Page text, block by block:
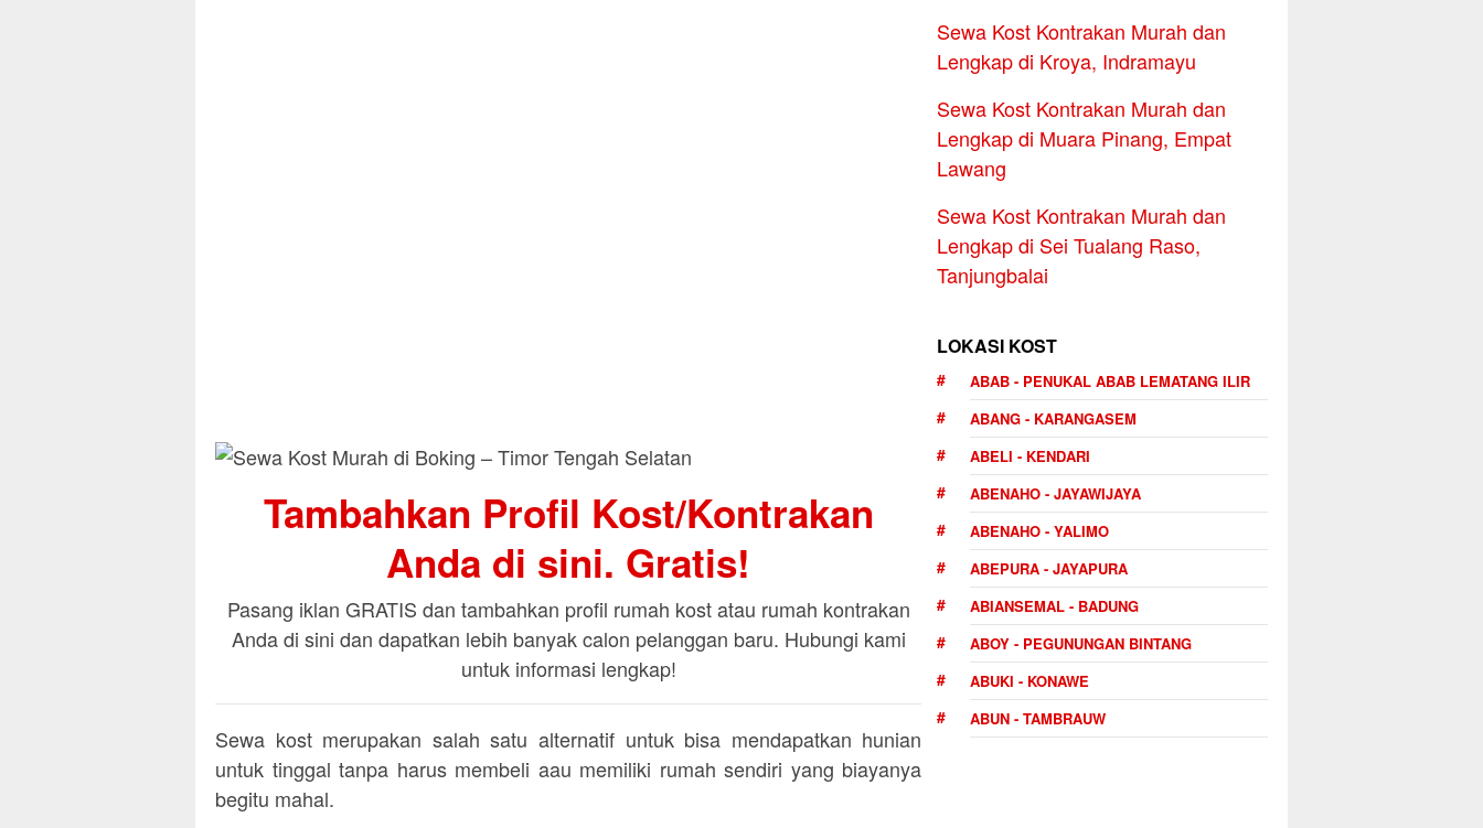
Tambahkan Profil Kost/Kontrakan
Anda di sini. Gratis!
Pasang iklan GRATIS dan tambahkan profil rumah kost atau rumah kontrakan
Anda di sini dan dapatkan lebih banyak calon pelanggan baru. Hubungi kami
untuk informasi lengkap!
Sewa kost merupakan salah satu alternatif untuk bisa mendapatkan hunian
untuk tinggal tanpa harus membeli aau memiliki rumah sendiri yang biayanya
begitu mahal.
Sewa Kost Kontrakan Murah dan
Lengkap di Kroya, Indramayu
Sewa Kost Kontrakan Murah dan
Lengkap di Muara Pinang, Empat
Lawang
Sewa Kost Kontrakan Murah dan
Lengkap di Sei Tualang Raso,
Tanjungbalai
LOKASI KOST
ABAB - PENUKAL ABAB LEMATANG ILIR
ABANG - KARANGASEM
ABELI - KENDARI
ABENAHO - JAYAWIJAYA
ABENAHO - YALIMO
ABEPURA - JAYAPURA
ABIANSEMAL - BADUNG
ABOY - PEGUNUNGAN BINTANG
ABUKI - KONAWE
ABUN - TAMBRAUW